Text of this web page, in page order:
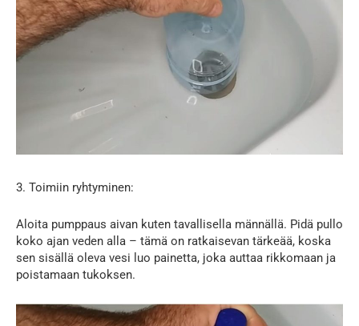
3. Toimiin ryhtyminen:
Aloita pumppaus aivan kuten tavallisella männällä. Pidä pullo
koko ajan veden alla – tämä on ratkaisevan tärkeää, koska
sen sisällä oleva vesi luo painetta, joka auttaa rikkomaan ja
poistamaan tukoksen.